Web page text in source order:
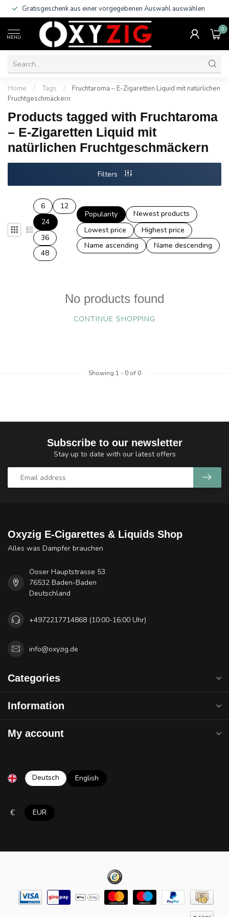
Gratisgeschenk aus einer vorgegebenen Auswahl auswählen
MENU
0
Home / Tags /
Fruchtaroma – E-Zigaretten Liquid mit natürlichen
Fruchtgeschmäckern
Products tagged with Fruchtaroma
– E-Zigaretten Liquid mit
natürlichen Fruchtgeschmäckern
Filters
6
12
24
36
48
Popularity
Newest products
Lowest price
Highest price
Name ascending
Name descending
No products found
CONTINUE SHOPPING
Showing 1 - 0of 0
Subscribe to our newsletter
Stay up to date with our latest offers
Oxyzig E-Cigarettes & Liquids Shop
Alles was Dampfer brauchen
Ooser Hauptstrasse 53
76532 Baden-Baden
Deutschland
+4972217714868 (10:00-16:00 Uhr)
info@oxyzig.de
Categories
Information
My account
Deutsch English
€ EUR